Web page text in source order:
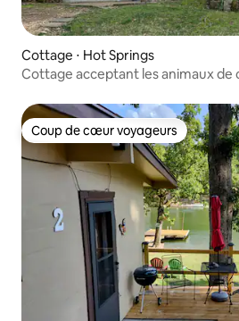
Cottage ⋅ Hot Springs
Cottage acceptant les animaux de
Coup de cœur voyageurs
Coup de cœur voyageurs